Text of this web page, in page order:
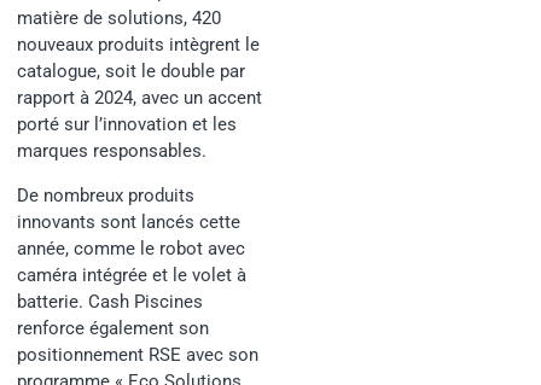
matière de solutions, 420
nouveaux produits intègrent le
catalogue, soit le double par
rapport à 2024, avec un accent
porté sur l’innovation et les
marques responsables.
De nombreux produits
innovants sont lancés cette
année, comme le robot avec
caméra intégrée et le volet à
batterie. Cash Piscines
renforce également son
positionnement RSE avec son